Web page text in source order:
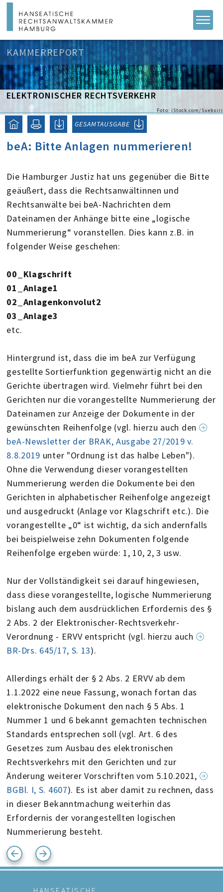
KAMMERREPORT
Foto: iStock.com/Suebsiri
ELEKTRONISCHER RECHTSVERKEHR
GESAMTAUSGABE
beA: Bitte Anlagen nummerieren!
Die Hamburger Justiz hat uns gegenüber die Bitte
geäußert, dass die Rechtsanwältinnen und
Rechtsanwälte bei beA-Nachrichten dem
Dateinamen der Anhänge bitte eine „logische
Nummerierung“ voranstellen. Dies kann z.B. in
folgender Weise geschehen:
00_Klagschrift
01_Anlage1
02_Anlagenkonvolut2
03_Anlage3
etc.
Hintergrund ist, dass die im beA zur Verfügung
gestellte Sortierfunktion gegenwärtig nicht an die
Gerichte übertragen wird. Vielmehr führt bei den
Gerichten nur die vorangestellte Nummerierung der
Dateinamen zur Anzeige der Dokumente in der
gewünschten Reihenfolge (vgl. hierzu auch den
beA-Newsletter der BRAK, Ausgabe 27/2019 v.
8.8.2019 unter "Ordnung ist das halbe Leben").
Ohne die Verwendung dieser vorangestellten
Nummerierung werden die Dokumente bei den
Gerichten in alphabetischer Reihenfolge angezeigt
und ausgedruckt (Anlage vor Klagschrift etc.). Die
vorangestellte „0“ ist wichtig, da sich andernfalls
bei beispielweise zehn Dokumenten folgende
Reihenfolge ergeben würde: 1, 10, 2, 3 usw.
Nur der Vollständigkeit sei darauf hingewiesen,
dass diese vorangestellte, logische Nummerierung
bislang auch dem ausdrücklichen Erfordernis des §
2 Abs. 2 der Elektronischer-Rechtsverkehr-
Verordnung - ERVV entspricht (vgl. hierzu auch
BR-Drs. 645/17, S. 13).
Allerdings erhält der § 2 Abs. 2 ERVV ab dem
1.1.2022 eine neue Fassung, wonach fortan das
elektronische Dokument den nach § 5 Abs. 1
Nummer 1 und 6 bekannt gemachten technischen
Standards entsprechen soll (vgl. Art. 6 des
Gesetzes zum Ausbau des elektronischen
Rechtsverkehrs mit den Gerichten und zur
Änderung weiterer Vorschriften vom 5.10.2021,
BGBl. I, S. 4607). Es ist aber damit zu rechnen, dass
in dieser Bekanntmachung weiterhin das
Erfordernis der vorangestellten logischen
Nummerierung besteht.